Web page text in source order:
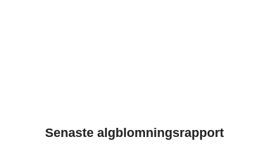
Senaste algblomningsrapport